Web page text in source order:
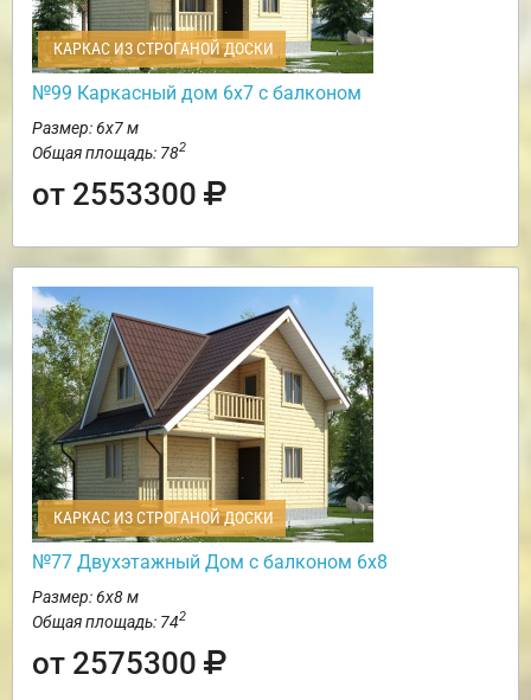
КАРКАС ИЗ СТРОГАНОЙ ДОСКИ
№99 Каркасный дом 6х7 с балконом
Размер: 6х7 м
Общая площадь: 782
от 2553300
КАРКАС ИЗ СТРОГАНОЙ ДОСКИ
№77 Двухэтажный Дом с балконом 6х8
Размер: 6х8 м
Общая площадь: 742
от 2575300